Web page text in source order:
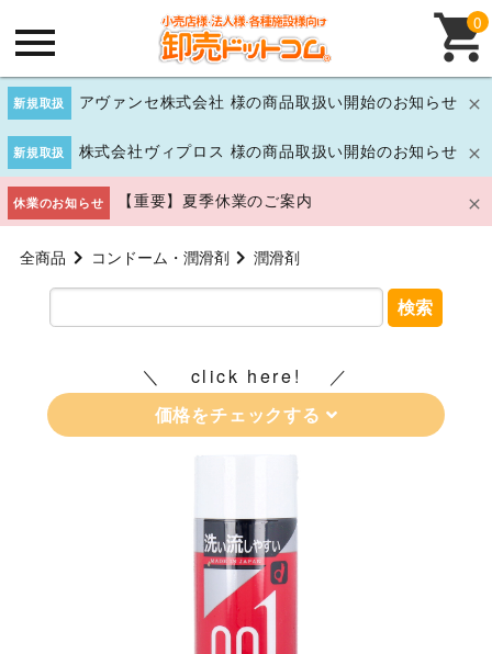
新規取扱 アヴァンセ株式会社 様の商品取扱い開始のお知らせ
新規取扱 株式会社ヴィプロス 様の商品取扱い開始のお知らせ
休業のお知らせ 【重要】夏季休業のご案内
0
全商品 コンドーム・潤滑剤 潤滑剤
検索
click here!
価格をチェックする